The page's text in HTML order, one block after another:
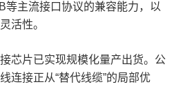
等主流接口协议的兼容能力，以
活性。
芯片已实现规模化量产出货。公
连接正从“替代线缆”的局部优